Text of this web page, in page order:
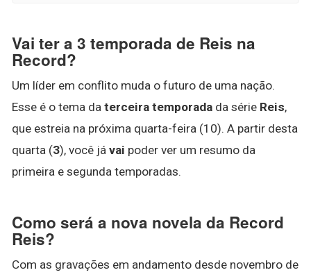
Vai ter a 3 temporada de Reis na
Record?
Um líder em conflito muda o futuro de uma nação.
Esse é o tema da terceira temporada da série Reis,
que estreia na próxima quarta-feira (10). A partir desta
quarta (3), você já vai poder ver um resumo da
primeira e segunda temporadas.
Como será a nova novela da Record
Reis?
Com as gravações em andamento desde novembro de